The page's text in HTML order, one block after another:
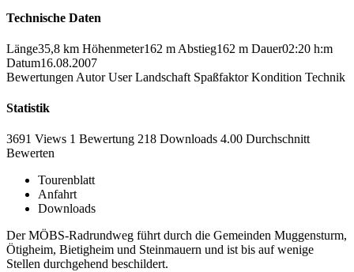
Technische Daten
Länge35,8 km Höhenmeter162 m Abstieg162 m Dauer02:20 h:m
Datum16.08.2007
Bewertungen Autor User Landschaft Spaßfaktor Kondition Technik
Statistik
3691 Views 1 Bewertung 218 Downloads 4.00 Durchschnitt
Bewerten
Tourenblatt
Anfahrt
Downloads
Der MÖBS-Radrundweg führt durch die Gemeinden Muggensturm,
Ötigheim, Bietigheim und Steinmauern und ist bis auf wenige
Stellen durchgehend beschildert.